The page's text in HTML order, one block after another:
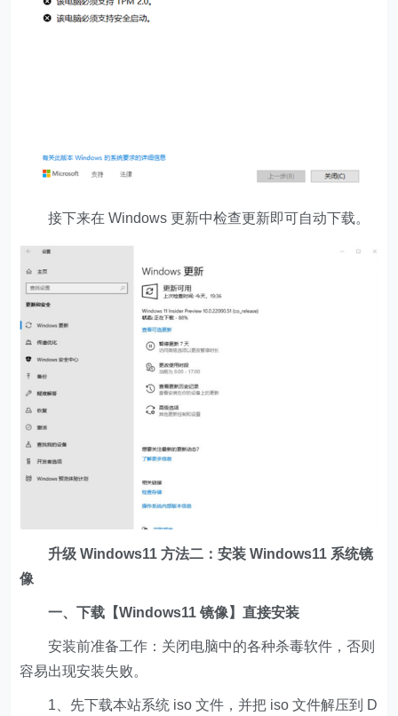
接下来在 Windows 更新中检查更新即可自动下载。
升级 Windows11 方法二：安装 Windows11 系统镜
像
一、下载【Windows11 镜像】直接安装
安装前准备工作：关闭电脑中的各种杀毒软件，否则
容易出现安装失败。
1、先下载本站系统 iso 文件，并把 iso 文件解压到 D